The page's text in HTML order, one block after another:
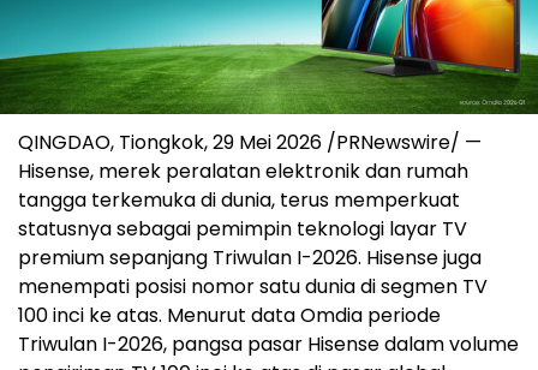
QINGDAO, Tiongkok, 29 Mei 2026 /PRNewswire/ —
Hisense, merek peralatan elektronik dan rumah
tangga terkemuka di dunia, terus memperkuat
statusnya sebagai pemimpin teknologi layar TV
premium sepanjang Triwulan I-2026. Hisense juga
menempati posisi nomor satu dunia di segmen TV
100 inci ke atas. Menurut data Omdia periode
Triwulan I-2026, pangsa pasar Hisense dalam volume